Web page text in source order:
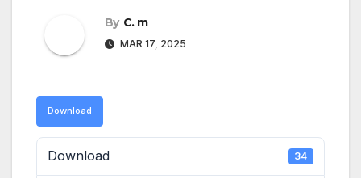
By C. m
MAR 17, 2025
Download
Download 34